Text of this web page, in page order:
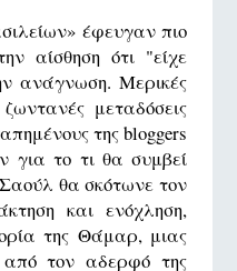
έφευγαν πιο
αίσθηση ότι "είχε
ανάγνωση. Μερικές
μεταδόσεις
της bloggers
για το τι θα συμβεί
θα σκότωνε τον
και ενόχληση,
της Θάμαρ, μιας
από τον αδερφό της